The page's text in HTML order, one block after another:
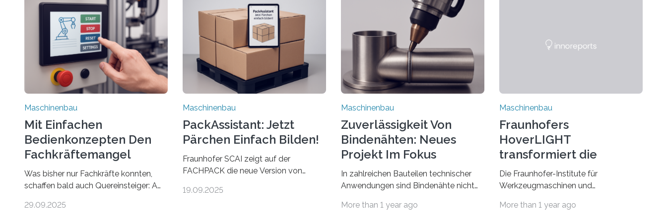
Maschinenbau
Mit Einfachen
Bedienkonzepten Den
Fachkräftemangel
Bekämpfen
Was bisher nur Fachkräfte konnten,
schaffen bald auch Quereinsteiger: Am
Forscher vom Fraunhofer IPA das
29.09.2025
Maschinenbau
PackAssistant: Jetzt
Pärchen Einfach Bilden!
Fraunhofer SCAI zeigt auf der
FACHPACK die neue Version von
weltweit nutzen die Software in den
19.09.2025
Maschinenbau
Zuverlässigkeit Von
Bindenähten: Neues
Projekt Im Fokus
In zahlreichen Bauteilen technischer
Anwendungen sind Bindenähte nicht
bei Rezyklaten aufgrund der
More than 1 year ago
Maschinenbau
Fraunhofers
HoverLIGHT
transformiert die
Dämpfung von
Werkzeugmaschinen
Die Fraunhofer-Institute für
Werkzeugmaschinen und
Fertigungstechnik und Angewandte
More than 1 year ago